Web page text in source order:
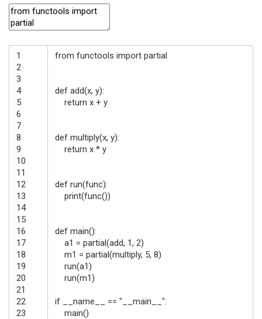
1
2
3
4
5
6
7
8
9
10
11
12
13
14
15
16
17
18
19
20
21
22
23
from functools import partial
def add(x, y):
return x + y
def multiply(x, y):
return x * y
def run(func):
print(func())
def main():
a1 = partial(add, 1, 2)
m1 = partial(multiply, 5, 8)
run(a1)
run(m1)
if __name__ == "__main__":
main()